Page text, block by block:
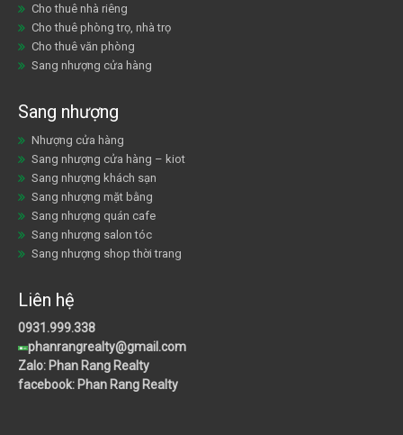
Cho thuê nhà riêng
Cho thuê phòng trọ, nhà trọ
Cho thuê văn phòng
Sang nhượng cửa hàng
Sang nhượng
Nhượng cửa hàng
Sang nhượng cửa hàng – kiot
Sang nhượng khách sạn
Sang nhượng mặt bằng
Sang nhượng quán cafe
Sang nhượng salon tóc
Sang nhượng shop thời trang
Liên hệ
0931.999.338
phanrangrealty@gmail.com
Zalo: Phan Rang Realty
facebook: Phan Rang Realty